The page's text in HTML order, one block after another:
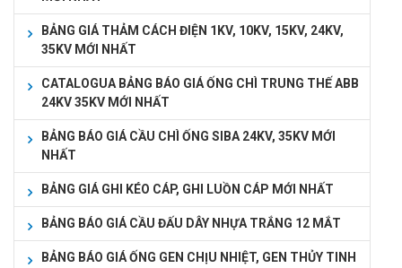
BẢNG GIÁ THẢM CÁCH ĐIỆN 1KV, 10KV, 15KV, 24KV,
35KV MỚI NHẤT
CATALOGUA BẢNG BÁO GIÁ ỐNG CHÌ TRUNG THẾ ABB
24KV 35KV MỚI NHẤT
BẢNG BÁO GIÁ CẦU CHÌ ỐNG SIBA 24KV, 35KV MỚI
NHẤT
BẢNG GIÁ GHI KÉO CÁP, GHI LUỒN CÁP MỚI NHẤT
BẢNG BÁO GIÁ CẦU ĐẤU DÂY NHỰA TRẮNG 12 MẮT
BẢNG BÁO GIÁ ỐNG GEN CHỊU NHIỆT, GEN THỦY TINH